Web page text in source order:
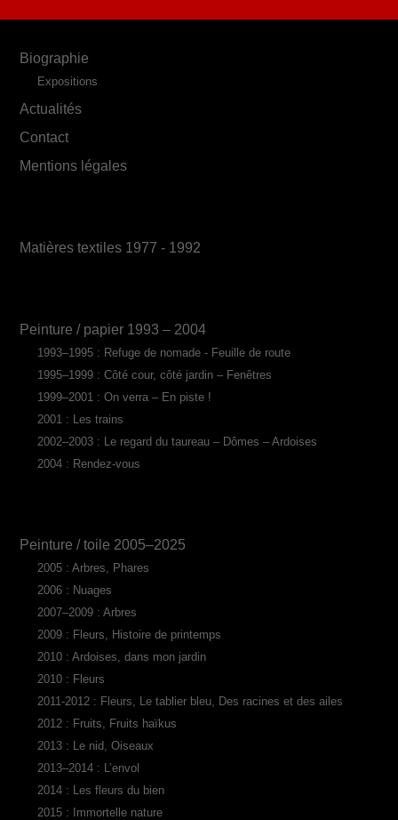
Biographie
Expositions
Actualités
Contact
Mentions légales
Matières textiles 1977 - 1992
Peinture / papier 1993 – 2004
1993–1995 : Refuge de nomade - Feuille de route
1995–1999 : Côté cour, côté jardin – Fenêtres
1999–2001 : On verra – En piste !
2001 : Les trains
2002–2003 : Le regard du taureau – Dômes – Ardoises
2004 : Rendez-vous
Peinture / toile 2005–2025
2005 : Arbres, Phares
2006 : Nuages
2007–2009 : Arbres
2009 : Fleurs, Histoire de printemps
2010 : Ardoises, dans mon jardin
2010 : Fleurs
2011-2012 : Fleurs, Le tablier bleu, Des racines et des ailes
2012 : Fruits, Fruits haïkus
2013 : Le nid, Oiseaux
2013–2014 : L’envol
2014 : Les fleurs du bien
2015 : Immortelle nature